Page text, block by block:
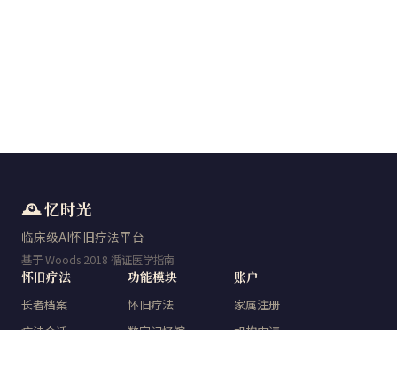
🕰️ 忆时光
临床级AI怀旧疗法平台
基于 Woods 2018 循证医学指南
怀旧疗法
长者档案
疗法会话
功能模块
怀旧疗法
数字记忆馆
账户
家属注册
机构申请